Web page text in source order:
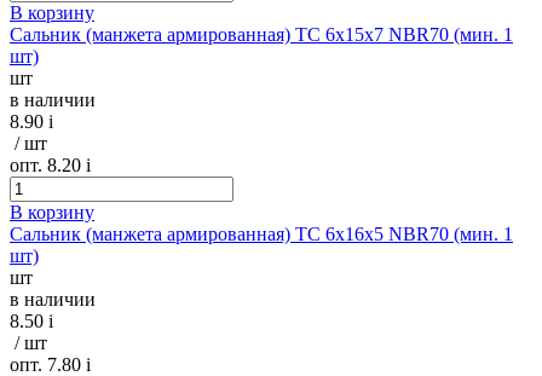
В корзину
Сальник (манжета армированная) TC 6х15х7 NBR70 (мин. 1
шт)
шт
в наличии
8.90 i
/ шт
опт. 8.20 i
В корзину
Сальник (манжета армированная) TC 6х16х5 NBR70 (мин. 1
шт)
шт
в наличии
8.50 i
/ шт
опт. 7.80 i